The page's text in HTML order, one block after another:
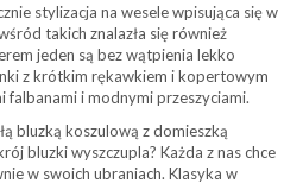
stylizacja na wesele wpisująca się w
takich znalazła się również
jeden są bez wątpienia lekko
z krótkim rękawkiem i kopertowym
i modnymi przeszyciami.
bluzką koszulową z domieszką
bluzki wyszczupla? Każda z nas chce
w swoich ubraniach. Klasyka w